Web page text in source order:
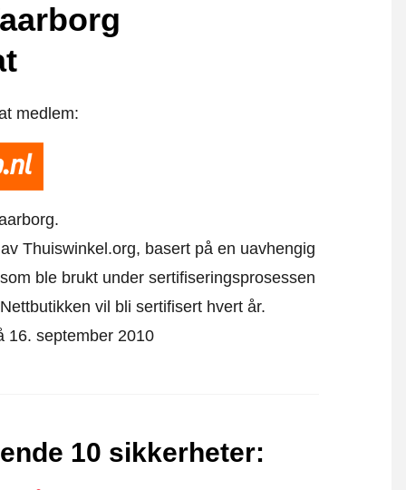
medlem:
Thuiswinkel.org, basert på en uavhengig
ble brukt under sertifiseringsprosessen
vil bli sertifisert hvert år.
16. september 2010
10 sikkerheter: